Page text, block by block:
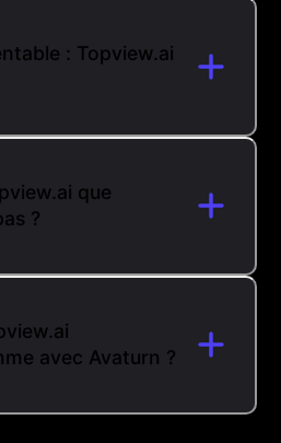
: Topview.ai
que
?
avec Avaturn ?